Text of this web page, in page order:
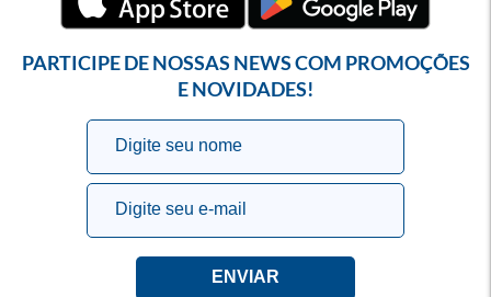
PARTICIPE DE NOSSAS NEWS COM PROMOÇÕES
E NOVIDADES!